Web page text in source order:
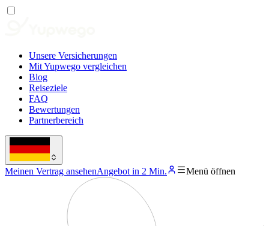
Unsere Versicherungen
Mit Yupwego vergleichen
Blog
Reiseziele
FAQ
Bewertungen
Partnerbereich
Meinen Vertrag ansehenAngebot in 2 Min. Menü öffnen